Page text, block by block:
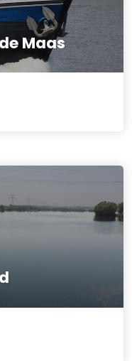
Maas